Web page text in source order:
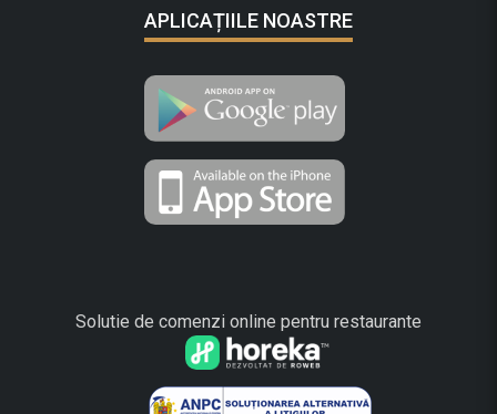
APLICAȚIILE NOASTRE
Solutie de comenzi online pentru restaurante